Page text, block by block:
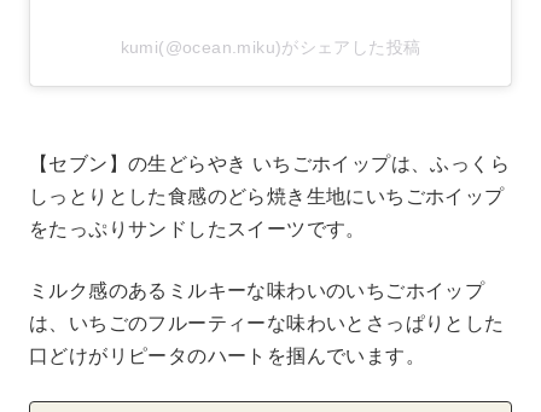
kumi(@ocean.miku)がシェアした投稿
【セブン】の生どらやき いちごホイップは、ふっくら
しっとりとした食感のどら焼き生地にいちごホイップ
をたっぷりサンドしたスイーツです。
ミルク感のあるミルキーな味わいのいちごホイップ
は、いちごのフルーティーな味わいとさっぱりとした
口どけがリピータのハートを掴んでいます。